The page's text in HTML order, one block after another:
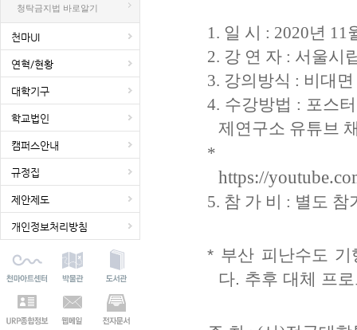
청탁금지법 바로알기
천마UI
연혁/현황
대학기구
학교법인
캠퍼스안내
규정집
제안제도
개인정보처리방침
1. 일 시 : 2020년 11
2. 강 연 자 : 서울시
3. 강의방식 : 비대
4. 수강방법 : 포스
제연구소 유튜브
*
https://
5. 참 가 비 : 별도 참
* 부산 피난수도 기
다. 추후 대체 프